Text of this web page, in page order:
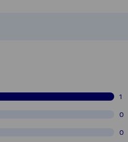
de
utilisateurs de
1
0
0